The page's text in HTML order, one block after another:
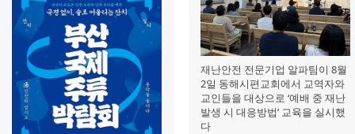
재난안전 전문기업 알파팀이 8월
2일 동해시편교회에서 교역자와
교인들을 대상으로 ‘예배 중 재난
발생 시 대응방법’ 교육을 실시했
다